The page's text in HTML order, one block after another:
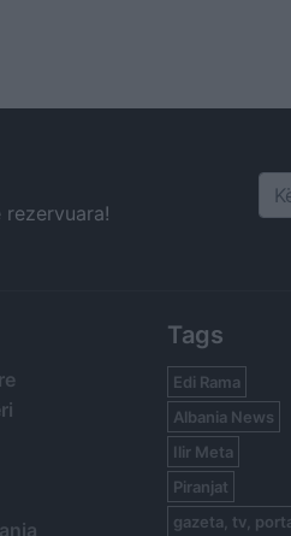
Tags
Edi Rama
Albania News
Ilir Meta
Piranjat
gazeta, tv,